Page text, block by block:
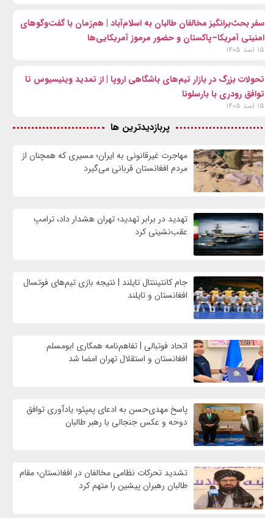
سفر بحث‌برانگیز مخالفان طالبان به اسلام‌آباد | هم‌زمان با گفت‌وگوهای
امنیتی آمریکا–پاکستان و حضور مرموز آمریکایی‌ها
۱۵ اسد ۱۴۰۵
تحولات بزرگ در بازار تیم‌های باشگاهی اروپا | از تمدید وینیسیوس تا
توافق رودری با بارسلونا
۱۵ اسد ۱۴۰۵
پربازدیدترین ها
مهاجرت غیرقانونی به ایران؛ مسیری که همچنان از
مردم افغانستان قربانی می‌گیرد
تهدید در برابر تهدید؛ تهران هشدار داد، ترامپ
عقب‌نشینی کرد
جام کانتیننتال تایلند | نتیجه بازی تیم‌های فوتسال
افغانستان و تایلند
اتحاد فوتبالی | تفاهم‌نامه همکاری ابومسلم
افغانستان و استقلال تهران امضا شد
پاسخ مهدی‌حسن به ادعای پمپئو؛ یادآوری توافق
دوحه و عکس جنجالی با رهبر طالبان
تشدید تحرکات نظامی مخالفان در افغانستان؛ مقام
طالبان رهبران پیشین را متهم کرد